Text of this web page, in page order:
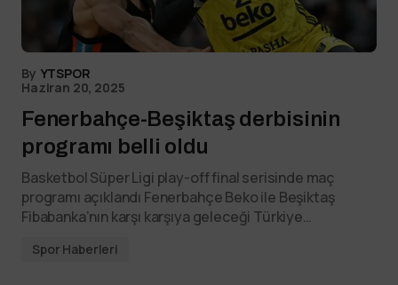
By YTSPOR
Haziran 20, 2025
Fenerbahçe-Beşiktaş derbisinin
programı belli oldu
Basketbol Süper Ligi play-off final serisinde maç
programı açıklandı Fenerbahçe Beko ile Beşiktaş
Fibabanka’nın karşı karşıya geleceği Türkiye…
Spor Haberleri